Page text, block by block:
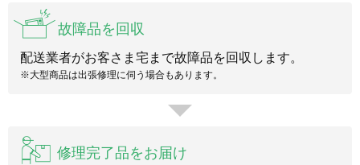
故障品を回収
配送業者がお客さま宅まで故障品を回収します。
※大型商品は出張修理に伺う場合もあります。
修理完了品をお届け